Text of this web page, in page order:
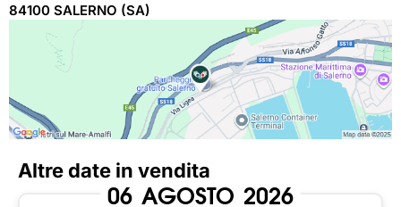
84100 SALERNO (SA)
Altre date in vendita
06 AGOSTO 2026